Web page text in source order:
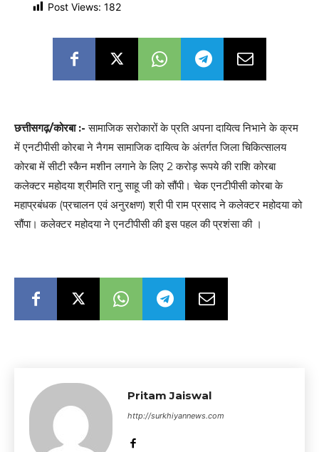
Post Views: 182
छत्तीसगढ़/कोरबा :-सामाजिक सरोकारों के प्रति अपना दायित्व निभाने के क्रम
में एनटीपीसी कोरबा ने नैगम सामाजिक दायित्व के अंतर्गत जिला चिकित्सालय
कोरबा में सीटी स्कैन मशीन लगाने के लिए 2 करोड़ रूपये की राशि कोरबा
कलेक्टर महोदया श्रीमति रानु साहू जी को सौंपी। चेक एनटीपीसी कोरबा के
महाप्रबंधक (प्रचालन एवं अनुरक्षण) श्री पी राम प्रसाद ने कलेक्टर महोदया को
सौंपा। कलेक्टर महोदया ने एनटीपीसी की इस पहल की प्रशंसा की ।
Pritam Jaiswal
http://surkhiyannews.com